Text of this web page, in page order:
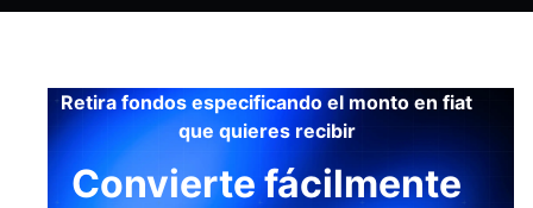
Retira fondos especificando el monto en fiat
que quieres recibir
Convierte fácilmente